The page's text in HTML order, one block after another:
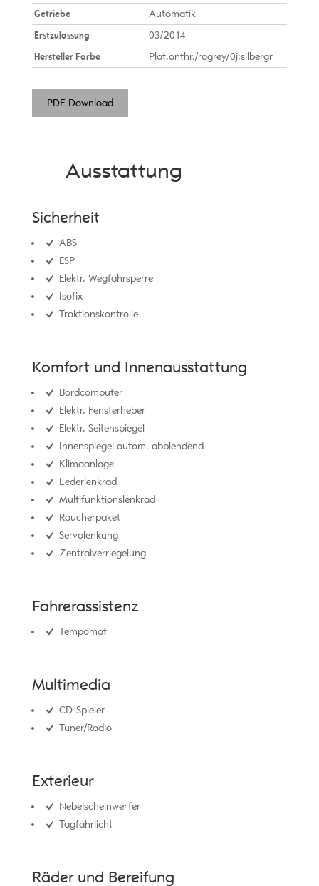
Getriebe
Automatik
Erstzulassung
03/2014
Hersteller Farbe
Plat.anthr./rogrey/0j:silbergr
PDF Download
Ausstattung
Sicherheit
ABS
ESP
Elektr. Wegfahrsperre
Isofix
Traktionskontrolle
Komfort und Innenausstattung
Bordcomputer
Elektr. Fensterheber
Elektr. Seitenspiegel
Innenspiegel autom. abblendend
Klimaanlage
Lederlenkrad
Multifunktionslenkrad
Raucherpaket
Servolenkung
Zentralverriegelung
Fahrerassistenz
Tempomat
Multimedia
CD-Spieler
Tuner/Radio
Exterieur
Nebelscheinwerfer
Tagfahrlicht
Räder und Bereifung